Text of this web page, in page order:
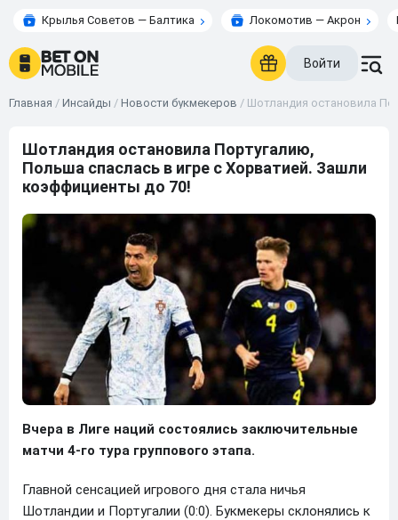
Крылья Советов — Балтика Локомотив — Акрон
Войти
Главная / Инсайды / Новости букмекеров / Шотландия остановила
Шотландия остановила Португалию,
Польша спаслась в игре с Хорватией. Зашли
коэффициенты до 70!
Вчера в Лиге наций состоялись заключительные
матчи 4-го тура группового этапа.
Главной сенсацией игрового дня стала ничья
Шотландии и Португалии (0:0). Букмекеры склонялись к